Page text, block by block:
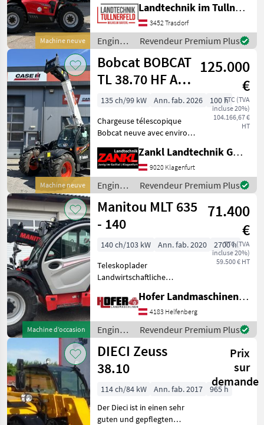
Machine neuve
beheizbarer Sitz + Easy
Connect System ECS +
Intelligente Hydraulik +
Regene
Landtechnik im Tullnerfeld Wilhelm Bayerl GmbH
3452 Trasdorf
Engins
de
chantier
/
Manitou
Revendeur Premium Plus
Machine neuve
Bobcat BOBCAT
TL 38.70 HF AGRI
3*
125.000
€
TTC (TVA
incluse 20%)
104.166,67 €
HT
135 ch/99 kW Ann. fab. 2026
100 h
Chargeuse télescopique
Bobcat neuve avec environ
Disponible immédiatement
à un prix spécial ! Garantie
d'usine Bobcat d'origine de
3 ans - val
Zankl Landtechnik GmbH
9020 Klagenfurt
Engins
de
chantier
/ Bobcat
Revendeur Premium Plus
Machine d’occasion
Manitou MLT 635
- 140
71.400
€
TTC (TVA
incluse 20%)
59.500 € HT
140 ch/103 kW Ann. fab. 2020
2700 h
Teleskoplader
Landwirtschaftliche
Steuerkreis,
Ladearmdämpfung, LED
Beleuchtung, Große
Hydraulikpume ermöglicht
mehrere Funktionen
gleichzeiti
Hofer Landmaschinen Handels GmbH.
4183 Helfenberg
Engins
de
chantier
/
Manitou
Revendeur Premium Plus
DIECI Zeuss
38.10
Prix
sur
demande
114 ch/84 kW Ann. fab. 2017
965 h
Der Dieci ist in einen sehr
guten und gepflegten